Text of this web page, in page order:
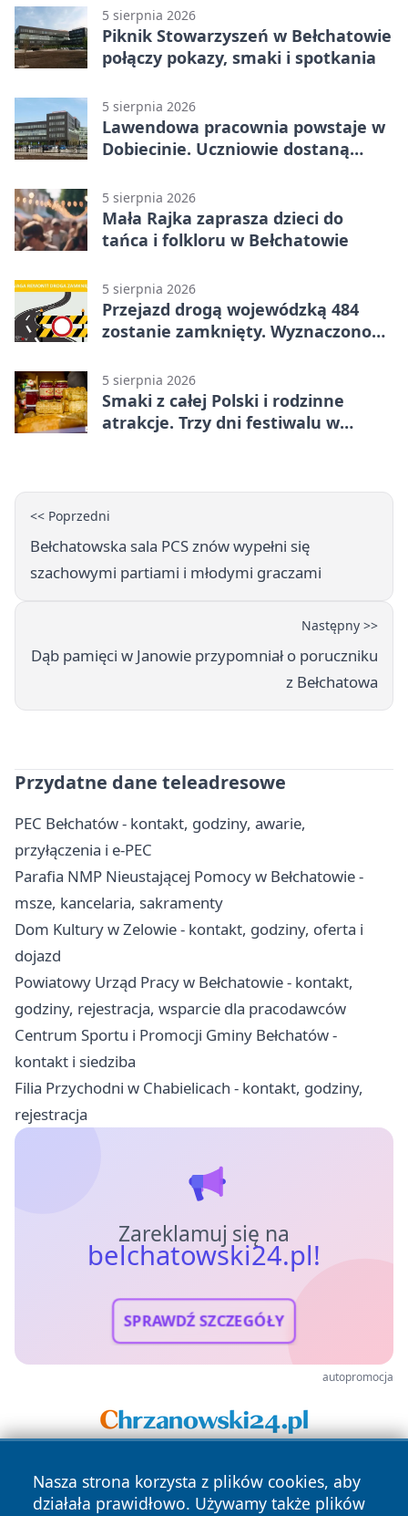
5 sierpnia 2026
Piknik Stowarzyszeń w Bełchatowie
połączy pokazy, smaki i spotkania
5 sierpnia 2026
Lawendowa pracownia powstaje w
Dobiecinie. Uczniowie dostaną
5 sierpnia 2026
Mała Rajka zaprasza dzieci do
tańca i folkloru w Bełchatowie
5 sierpnia 2026
Przejazd drogą wojewódzką 484
zostanie zamknięty. Wyznaczono
5 sierpnia 2026
Smaki z całej Polski i rodzinne
atrakcje. Trzy dni festiwalu w
<< Poprzedni
Bełchatowska sala PCS znów wypełni się
szachowymi partiami i młodymi graczami
Następny >>
Dąb pamięci w Janowie przypomniał o poruczniku
z Bełchatowa
Przydatne dane teleadresowe
PEC Bełchatów - kontakt, godziny, awarie,
przyłączenia i e-PEC
Parafia NMP Nieustającej Pomocy w Bełchatowie -
msze, kancelaria, sakramenty
Dom Kultury w Zelowie - kontakt, godziny, oferta i
dojazd
Powiatowy Urząd Pracy w Bełchatowie - kontakt,
godziny, rejestracja, wsparcie dla pracodawców
Centrum Sportu i Promocji Gminy Bełchatów -
kontakt i siedziba
Filia Przychodni w Chabielicach - kontakt, godziny,
rejestracja
Zareklamuj się na
belchatowski24.pl!
SPRAWDŹ SZCZEGÓŁY
autopromocja
Nasza strona korzysta z plików cookies, aby
działała prawidłowo. Używamy także plików